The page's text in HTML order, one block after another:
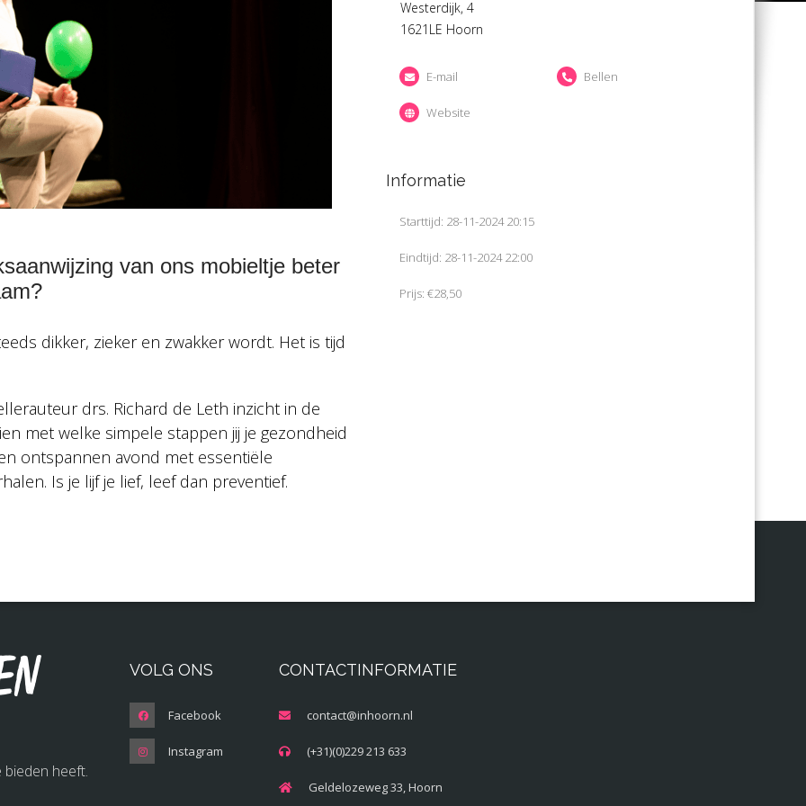
van ons mobieltje beter
dikker, zieker en zwakker wordt. Het is tijd
drs. Richard de Leth inzicht in de
met welke simpele stappen jij je gezondheid
ontspannen avond met essentiële
Is je lijf je lief, leef dan preventief.
Westerdijk, 4
1621LE Hoorn
E-mail Bellen
Website
Informatie
Starttijd: 28-11-2024 20:15
Eindtijd: 28-11-2024 22:00
Prijs: €28,50
bieden heeft.
VOLG ONS
Facebook
Instagram
CONTACTINFORMATIE
contact@inhoorn.nl
(+31)(0)229 213 633
Geldelozeweg 33, Hoorn